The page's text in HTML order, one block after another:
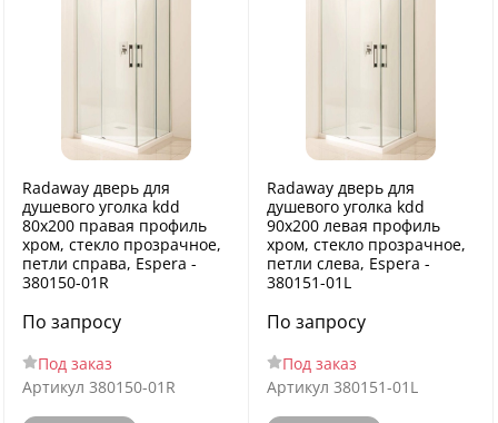
Radaway дверь для
душевого уголка kdd
80x200 правая профиль
хром, стекло прозрачное,
петли справа, Espera -
380150-01R
По запросу
Под заказ
Артикул 380150-01R
Radaway дверь для
душевого уголка kdd
90x200 левая профиль
хром, стекло прозрачное,
петли слева, Espera -
380151-01L
По запросу
Под заказ
Артикул 380151-01L